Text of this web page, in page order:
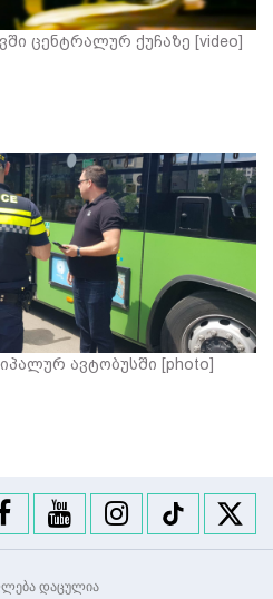
ცენტრალურ ქუჩაზე [video]
ავტობუსში [photo]
დაცულია